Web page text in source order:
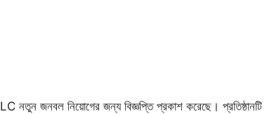
নতুন জনবল নিয়োগের জন্য বিজ্ঞপ্তি প্রকাশ করেছে। প্রতিষ্ঠানটি